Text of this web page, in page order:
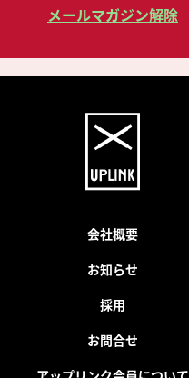
メールマガジン解除
会社概要
お知らせ
採用
お問合せ